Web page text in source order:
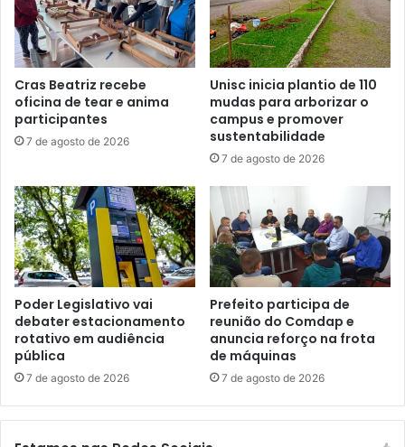
Cras Beatriz recebe
oficina de tear e anima
participantes
7 de agosto de 2026
Unisc inicia plantio de 110
mudas para arborizar o
campus e promover
sustentabilidade
7 de agosto de 2026
Poder Legislativo vai
debater estacionamento
rotativo em audiência
pública
7 de agosto de 2026
Prefeito participa de
reunião do Comdap e
anuncia reforço na frota
de máquinas
7 de agosto de 2026